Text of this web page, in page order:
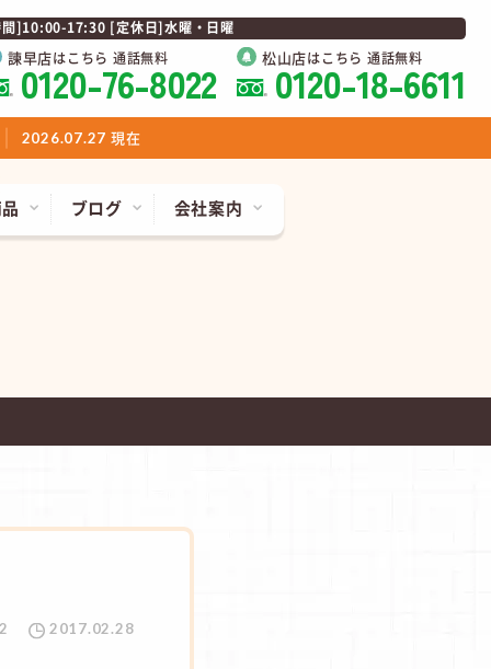
間]10:00-17:30 [定休日]水曜・日曜
諫早店はこちら 通話無料
0120-76-8022 松山店はこちら 通話無料
0120-18-6611
ブログ 会社案内
2026.07.27 現在
2017.02.28